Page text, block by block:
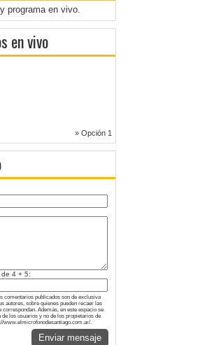
programa en vivo.
en vivo
» Opción 1
de 4 + 5:
comentarios publicados son de exclusiva
autores, sobre quienes pueden recaer las
correspondan. Además, en este espacio se
de los usuarios y no de los propietarios de
www.elmicrofonodesantiago.com.ar/.
Enviar mensaje